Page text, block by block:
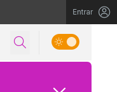
Entrar